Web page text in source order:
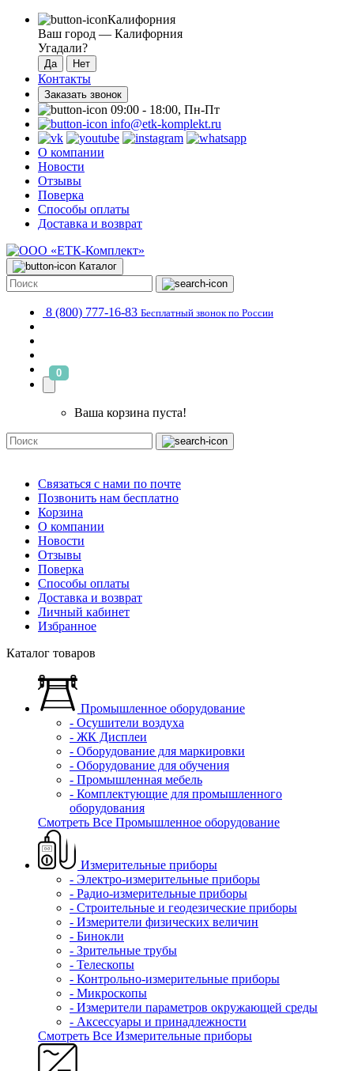
Калифорния
Ваш город — Калифорния
Угадали?
Контакты
Заказать звонок
09:00 - 18:00, Пн-Пт
info@etk-komplekt.ru
О компании
Новости
Отзывы
Поверка
Способы оплаты
Доставка и возврат
Каталог
8 (800) 777-16-83 Бесплатный звонок по России
0
Ваша корзина пуста!
Связаться с нами по почте
Позвонить нам бесплатно
Корзина
О компании
Новости
Отзывы
Поверка
Способы оплаты
Доставка и возврат
Личный кабинет
Избранное
Каталог товаров
Промышленное оборудование
- Осушители воздуха
- ЖК Дисплеи
- Оборудование для маркировки
- Оборудование для обучения
- Промышленная мебель
- Комплектующие для промышленного
оборудования
Смотреть Все Промышленное оборудование
Измерительные приборы
- Электро-измерительные приборы
- Радио-измерительные приборы
- Строительные и геодезические приборы
- Измерители физических величин
- Бинокли
- Зрительные трубы
- Телескопы
- Контрольно-измерительные приборы
- Микроскопы
- Измерители параметров окружающей среды
- Аксессуары и принадлежности
Смотреть Все Измерительные приборы